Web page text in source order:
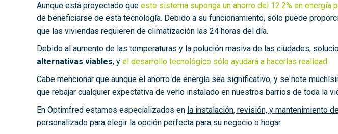
Aunque está proyectado que este sistema suponga un ahorro del 12.2% en energía
de beneficiarse de esta tecnología. Debido a su funcionamiento, sólo puede
que las viviendas requieren de climatización las 24 horas del día.
Debido al aumento de las temperaturas y la polución masiva de las ciudades,
alternativas viables, y el desarrollo tecnológico sólo ayudará a hacerlas realidad.
Cabe mencionar que aunque el ahorro de energía sea significativo, y se note
que rebajar cualquier expectativa de verlo instalado en nuestros barrios de toda la
En Optimfred estamos especializados en la instalación, revisión, y mantenimiento
personalizado para elegir la opción perfecta para su negocio o hogar.